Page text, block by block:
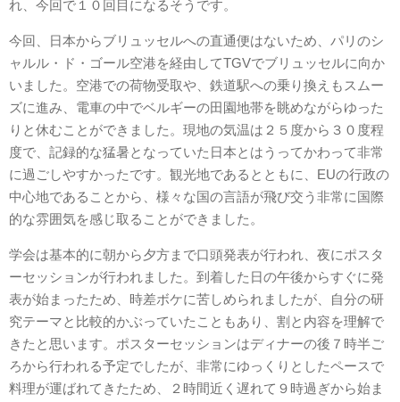
れ、今回で１０回目になるそうです。
今回、日本からブリュッセルへの直通便はないため、パリのシ
ャルル・ド・ゴール空港を経由してTGVでブリュッセルに向か
いました。空港での荷物受取や、鉄道駅への乗り換えもスムー
ズに進み、電車の中でベルギーの田園地帯を眺めながらゆった
りと休むことができました。現地の気温は２５度から３０度程
度で、記録的な猛暑となっていた日本とはうってかわって非常
に過ごしやすかったです。観光地であるとともに、EUの行政の
中心地であることから、様々な国の言語が飛び交う非常に国際
的な雰囲気を感じ取ることができました。
学会は基本的に朝から夕方まで口頭発表が行われ、夜にポスタ
ーセッションが行われました。到着した日の午後からすぐに発
表が始まったため、時差ボケに苦しめられましたが、自分の研
究テーマと比較的かぶっていたこともあり、割と内容を理解で
きたと思います。ポスターセッションはディナーの後７時半ご
ろから行われる予定でしたが、非常にゆっくりとしたペースで
料理が運ばれてきたため、２時間近く遅れて９時過ぎから始ま